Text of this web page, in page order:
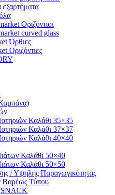
εξαρτήματα
Οριζόντιοι
curved glass
Όρθιες
Οριζόντιες
Καλάθι 35×35
Καλάθι 37×37
Καλάθι 40×40
Καλάθι 50×40
Καλάθι 50×50
/ Υψηλής Παραγωγικότητας
Βαρέως Τύπου